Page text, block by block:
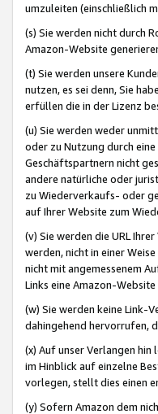
umzuleiten (einschließlich
(s) Sie werden nicht durch
Amazon-Website
(t) Sie werden unsere
nutzen, es sei denn, Sie
erfüllen die in der Lizenz
(u) Sie werden weder
oder zu Nutzung durch
Geschäftspartnern nicht
andere natürliche oder
zu Wiederverkaufs- oder
auf Ihrer Website zum
(v) Sie werden die URL
werden, nicht in einer
nicht mit angemessenem
Links eine Amazon-
(w) Sie werden keine Link-
dahingehend hervorrufen,
(x) Auf unser Verlangen
im Hinblick auf einzelne
vorlegen, stellt dies einen
(y) Sofern Amazon dem